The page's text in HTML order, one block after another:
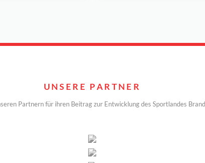
UNSERE PARTNER
Partnern für ihren Beitrag zur Entwicklung des Sportlandes